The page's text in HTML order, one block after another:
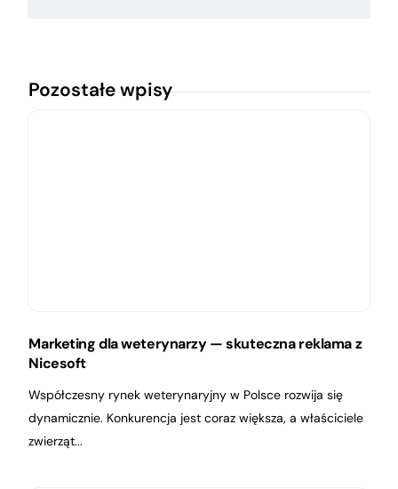
Pozostałe wpisy
Marketing dla weterynarzy — skuteczna reklama z
Nicesoft
Współczesny rynek weterynaryjny w Polsce rozwija się
dynamicznie. Konkurencja jest coraz większa, a właściciele
zwierząt...